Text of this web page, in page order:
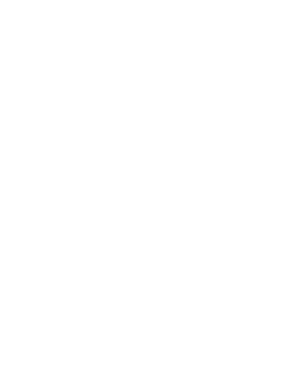
phi, Bỏ sau con ngựa hèn”. - (Pháp cú kệ 29,